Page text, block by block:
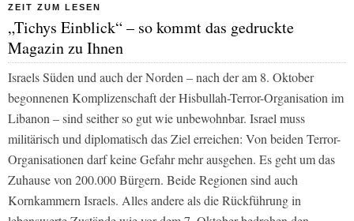
ZEIT ZUM LESEN
„Tichys Einblick“ – so kommt das gedruckte
Magazin zu Ihnen
Israels Süden und auch der Norden – nach der am 8. Oktober
begonnenen Komplizenschaft der Hisbullah-Terror-Organisation im
Libanon – sind seither so gut wie unbewohnbar. Israel muss
militärisch und diplomatisch das Ziel erreichen: Von beiden Terror-
Organisationen darf keine Gefahr mehr ausgehen. Es geht um das
Zuhause von 200.000 Bürgern. Beide Regionen sind auch
Kornkammern Israels. Alles andere als die Rückführung in